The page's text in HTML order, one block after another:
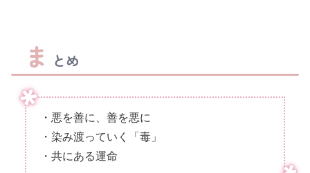
ま とめ
・悪を善に、善を悪に
・染み渡っていく「毒」
・共にある運命